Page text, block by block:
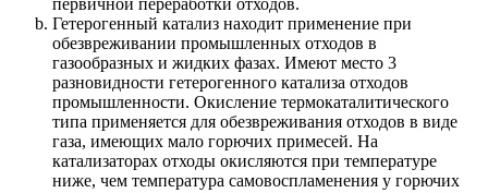
первичной переработки отходов.
Гетерогенный катализ находит применение при
обезвреживании промышленных отходов в
газообразных и жидких фазах. Имеют место 3
разновидности гетерогенного катализа отходов
промышленности. Окисление термокаталитического
типа применяется для обезвреживания отходов в виде
газа, имеющих мало горючих примесей. На
катализаторах отходы окисляются при температуре
ниже, чем температура самовоспламенения у горючих